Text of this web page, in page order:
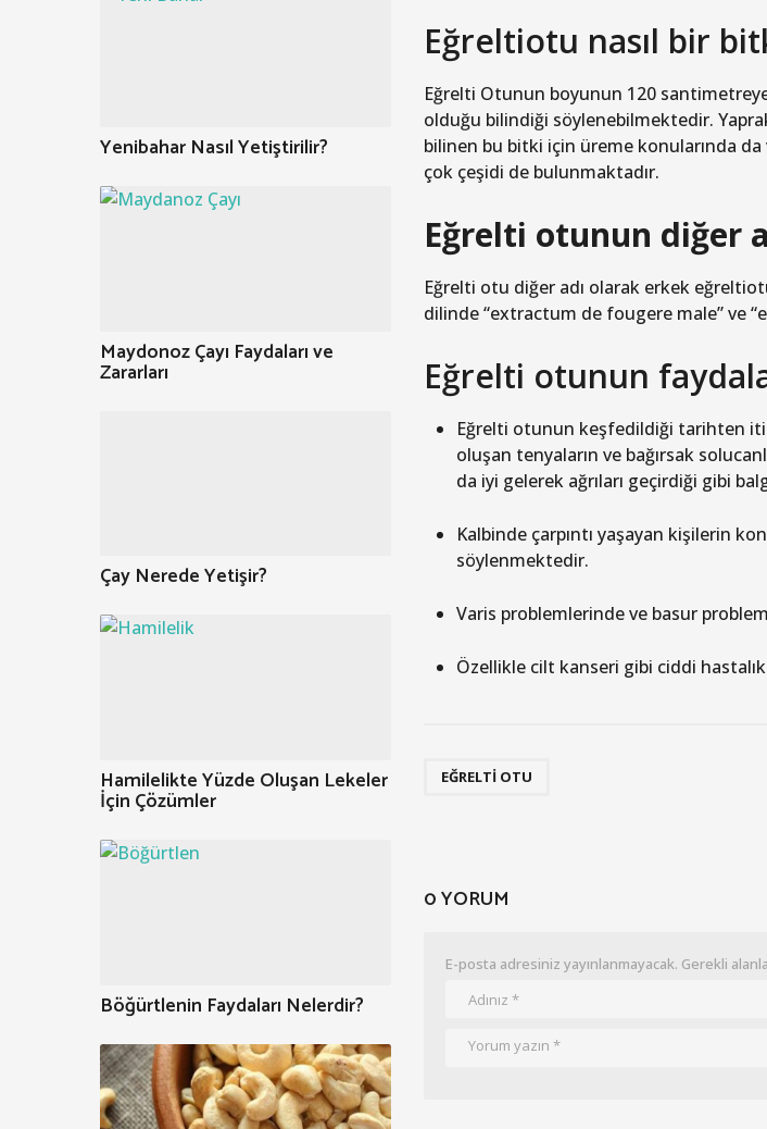
Eğreltiotu nasıl bir
Eğrelti Otunun boyunun 120
olduğu bilindiği söylenebilmektedir.
bilinen bu bitki için üreme konularında
çok çeşidi de bulunmaktadır.
Eğrelti otunun diğer
Eğrelti otu diğer adı olarak erkek
dilinde “extractum de fougere male” ve
Eğrelti otunun
Eğrelti otunun keşfedildiği tarihten
oluşan tenyaların ve bağırsak
da iyi gelerek ağrıları geçirdiği gibi
Kalbinde çarpıntı yaşayan kişilerin
söylenmektedir.
Varis problemlerinde ve basur
Özellikle cilt kanseri gibi ciddi
EĞRELTI OTU
0 YORUM
E-posta adresiniz yayınlanmayacak. Gerekli
Yenibahar Nasıl Yetiştirilir?
Maydonoz Çayı Faydaları ve
Zararları
Çay Nerede Yetişir?
Hamilelikte Yüzde Oluşan Lekeler
İçin Çözümler
Böğürtlenin Faydaları Nelerdir?